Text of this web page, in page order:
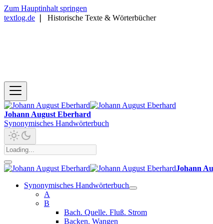
Zum Hauptinhalt springen
textlog.de
Historische Texte & Wörterbücher
Johann August Eberhard
Synonymisches Handwörterbuch
Johann
Synonymisches Handwörterbuch
A
B
Bach. Quelle. Fluß. Strom
Backen. Wangen